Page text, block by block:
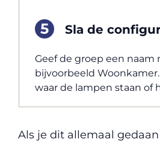
Sla de
Geef de groep een naam
bijvoorbeeld
waar de lampen staan of
Als je dit allemaal